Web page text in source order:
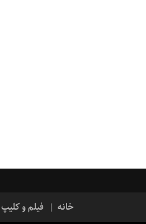
خانه فیلم و کلیپ